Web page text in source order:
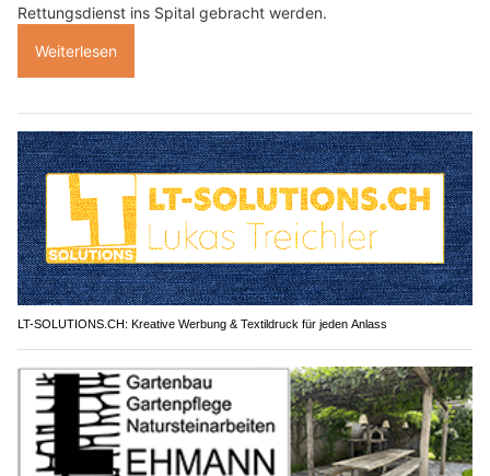
Rettungsdienst ins Spital gebracht werden.
Weiterlesen
LT-SOLUTIONS.CH: Kreative Werbung & Textildruck für jeden Anlass